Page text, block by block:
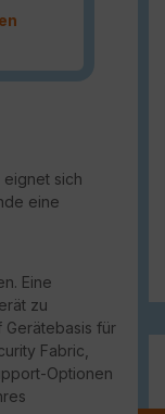
eignet sich
eine
Eine
zu
Gerätebasis für
Fabric,
Optionen